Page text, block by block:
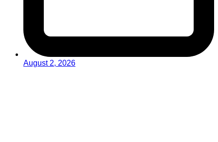
August 2, 2026